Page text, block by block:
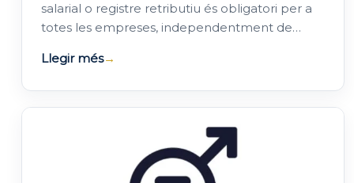
salarial o registre retributiu és obligatori per a
totes les empreses, independentment de
Llegir més→